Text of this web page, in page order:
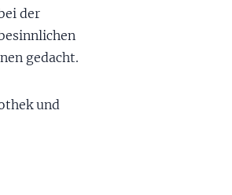
der
gedacht.
und